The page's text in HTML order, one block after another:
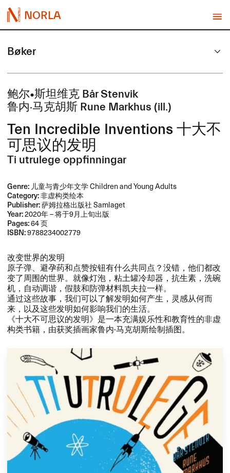
NORLA
Bøker
鲍尔•斯坦维克 B​å​r Stenvik
鲁内·马克胡斯 Rune Markhus (ill.​​)
Ten Incredible Inventions ​十大不
可思议的发明
Ti utrulege oppfinningar
Genre: 儿童与青少年文学 Children and Young Adults
Category:非虚构类绘本
Publisher:萨姆拉格出版社 Samlaget
Year:2020年 – 将于9月上旬出版
Pages:64 页
ISBN:9788234002779
​改变世界的发明​
​原子弹、​避孕药和点赞按钮有什么共同点？​没错，​他们都改
变了周围的世界。​就像灯泡，​粘土罐冷却器，​抗生素，​洗碗
机，​自动调谐，​假肢和防弹材料凯夫拉一样。​​
​通过这些故事，​我们可以了解发明如何产生，​灵感从何而
来，​以及这些发明如何影响我们的生活。​​
《十大不可思议的发明》​是一本充满娱乐性和教育性的非虚
构类书籍，​由获奖插画家鲁内·马克胡斯绘制插图。​​